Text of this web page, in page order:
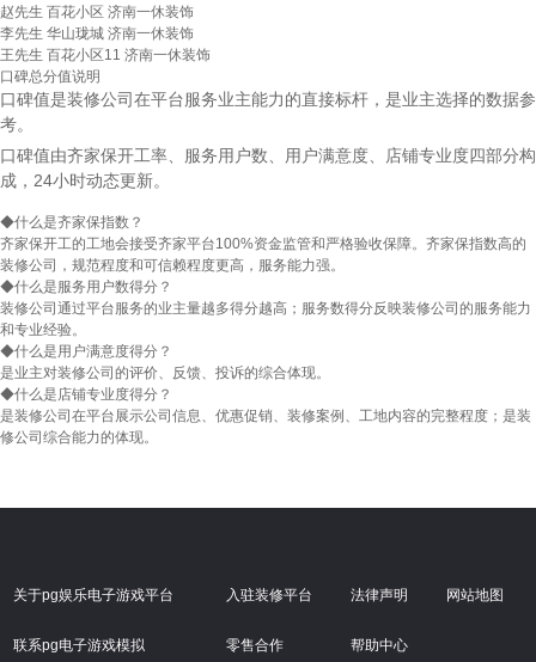
赵先生 百花小区 济南一休装饰
李先生 华山珑城 济南一休装饰
王先生 百花小区11 济南一休装饰
口碑总分值说明
口碑值是装修公司在平台服务业主能力的直接标杆，是业主选择的数据参
考。
口碑值由齐家保开工率、服务用户数、用户满意度、店铺专业度四部分构
成，24小时动态更新。
◆什么是齐家保指数？
齐家保开工的工地会接受齐家平台100%资金监管和严格验收保障。齐家保指数高的
装修公司，规范程度和可信赖程度更高，服务能力强。
◆什么是服务用户数得分？
装修公司通过平台服务的业主量越多得分越高；服务数得分反映装修公司的服务能力
和专业经验。
◆什么是用户满意度得分？
是业主对装修公司的评价、反馈、投诉的综合体现。
◆什么是店铺专业度得分？
是装修公司在平台展示公司信息、优惠促销、装修案例、工地内容的完整程度；是装
修公司综合能力的体现。
关于pg娱乐电子游戏平台
联系pg电子游戏模拟
入驻装修平台
零售合作
法律声明
帮助中心
网站地图